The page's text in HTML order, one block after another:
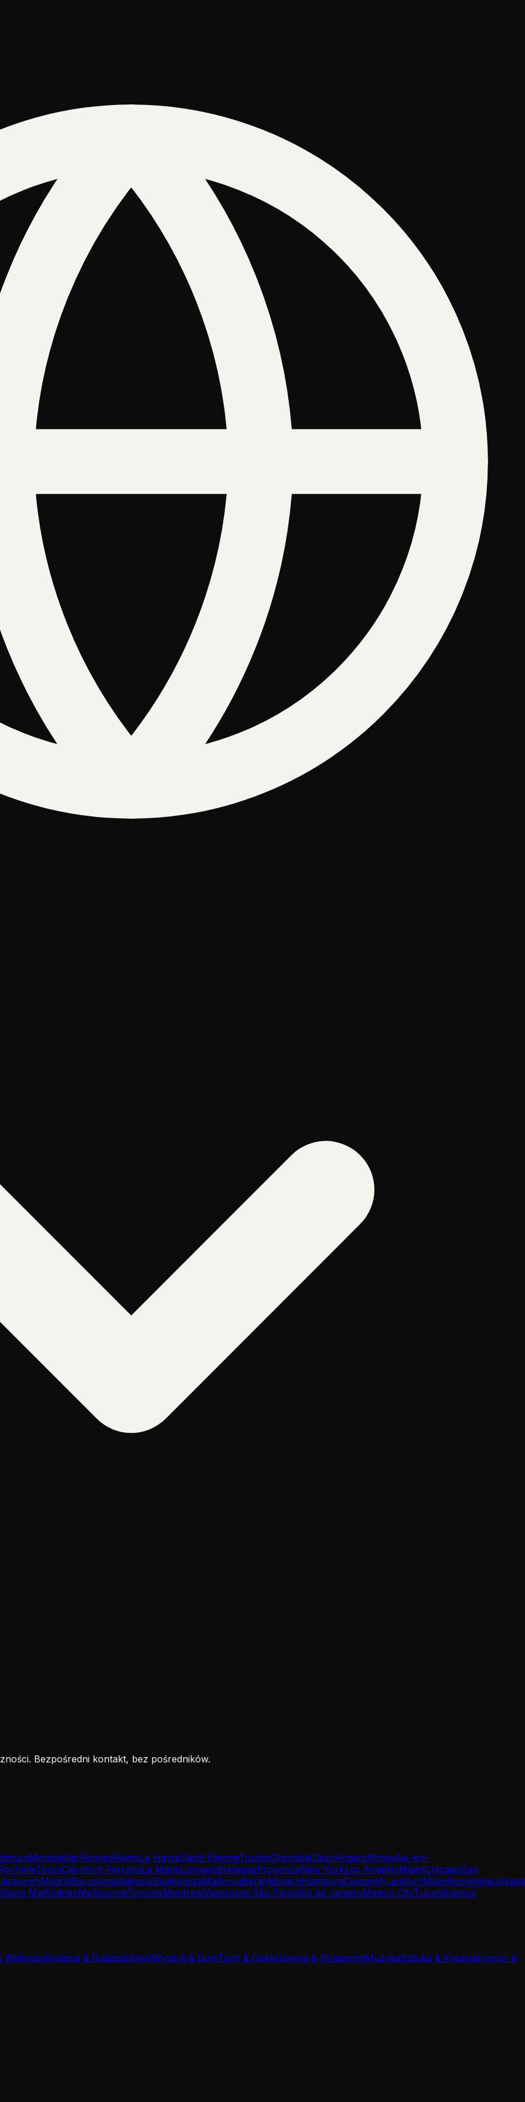
Bezpośredni kontakt, bez pośredników.
MontpellierRennesReimsLe HavreSaint-ÉtienneToulonGrenobleDijonAngersNîmesAix-en-
ToursClermont-FerrandLe MansLimogesBretagneProvenceNew YorkLos AngelesMiamiChicagoSan
MadridBarcelonaValenciaSevilleIbizaMallorcaBerlinMunichHamburgCologneFrankfurtMilanRomeVenice
MaiSydneyMelbourneTorontoMontrealVancouverSão PauloRio de JaneiroMexico CityTulumBuenos
WellnessRodzina & RodzicielstwoWystrój & DomTech & GeekGaming & StreamingMuzykaSztuka & KreacjaHumor &